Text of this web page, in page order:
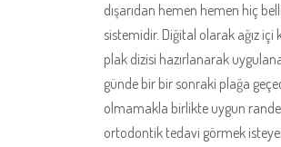
dışarıdan hemen hemen hiç
sistemidir. Diğital olarak ağız içi
plak dizisi hazırlanarak
günde bir bir sonraki plağa
olmamakla birlikte uygun
ortodontik tedavi görmek